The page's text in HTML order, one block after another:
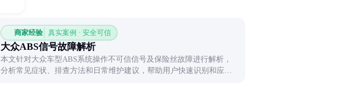
商家经验 真实案例 · 安全可信
大众ABS信号故障解析
本文针对大众车型ABS系统操作不可信信号及保险丝故障进行解析，
分析常见症状、排查方法和日常维护建议，帮助用户快速识别和应对